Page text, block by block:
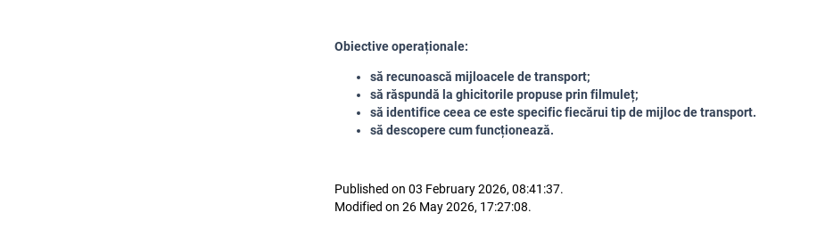
Obiective operaționale:
să recunoască mijloacele de transport;
să răspundă la ghicitorile propuse prin filmuleț;
să identifice ceea ce este specific fiecărui tip de mijloc de transport.
să descopere cum funcționează.
Published on 03 February 2026, 08:41:37.
Modified on 26 May 2026, 17:27:08.